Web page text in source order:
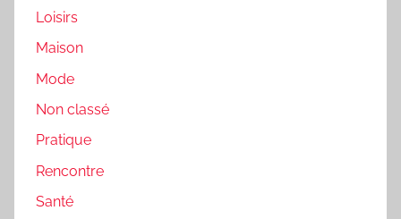
Loisirs
Maison
Mode
Non classé
Pratique
Rencontre
Santé